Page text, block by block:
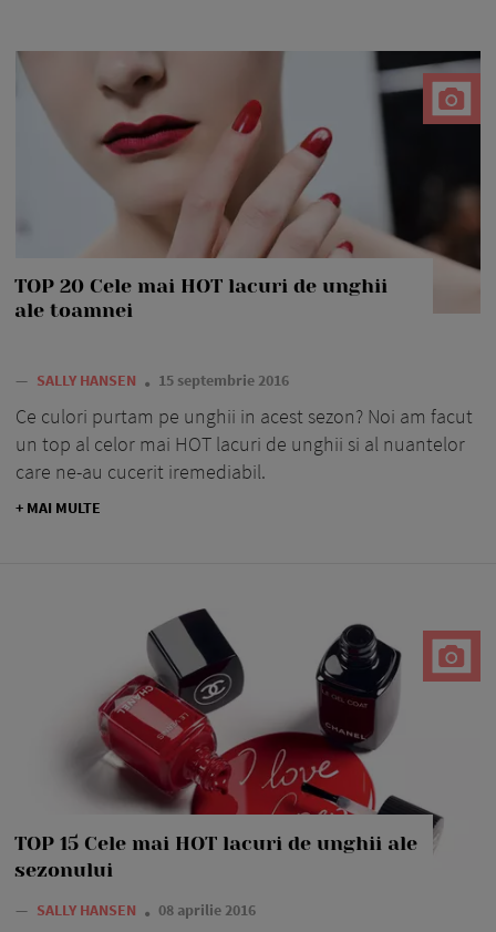
TOP 20 Cele mai HOT lacuri de unghii
ale toamnei
— SALLY HANSEN 15 septembrie 2016
Ce culori purtam pe unghii in acest sezon? Noi am facut
un top al celor mai HOT lacuri de unghii si al nuantelor
care ne-au cucerit iremediabil.
+ MAI MULTE
TOP 15 Cele mai HOT lacuri de unghii ale
sezonului
— SALLY HANSEN 08 aprilie 2016